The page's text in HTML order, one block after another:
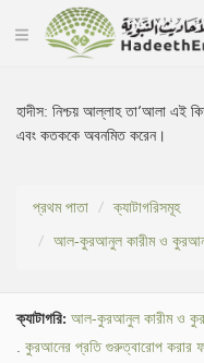
হাদীস:নিশ্চয় আল্লাহ তা‘আলা এই
এবং কতককে অবনমিত করেন।
প্রথম পাতা
ক্যাটাগরিসমূহ
আল-কুরআনুল কারীম ও কুরআন
ক্যাটাগরি: আল-কুরআনুল কারীম ও
. কুরআনের প্রতি গুরুত্বারোপ করার